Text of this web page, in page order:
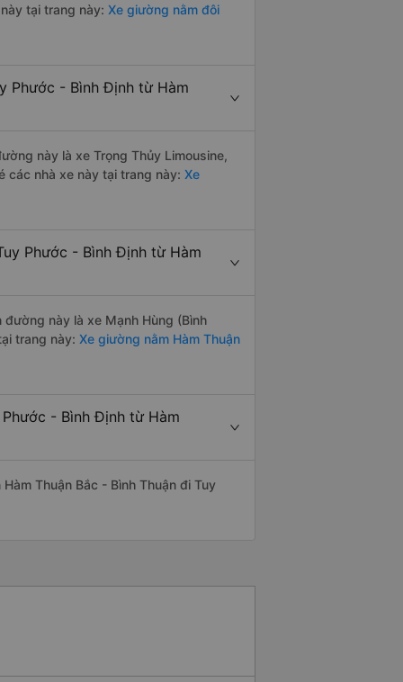
tại trang này: Xe giường nằm đôi
Phước - Bình Định từ Hàm
này là xe Trọng Thủy Limousine,
các nhà xe này tại trang này: Xe
Phước - Bình Định từ Hàm
này là xe Mạnh Hùng (Bình
trang này: Xe giường nằm Hàm Thuận
- Bình Định từ Hàm
Thuận Bắc - Bình Thuận đi Tuy